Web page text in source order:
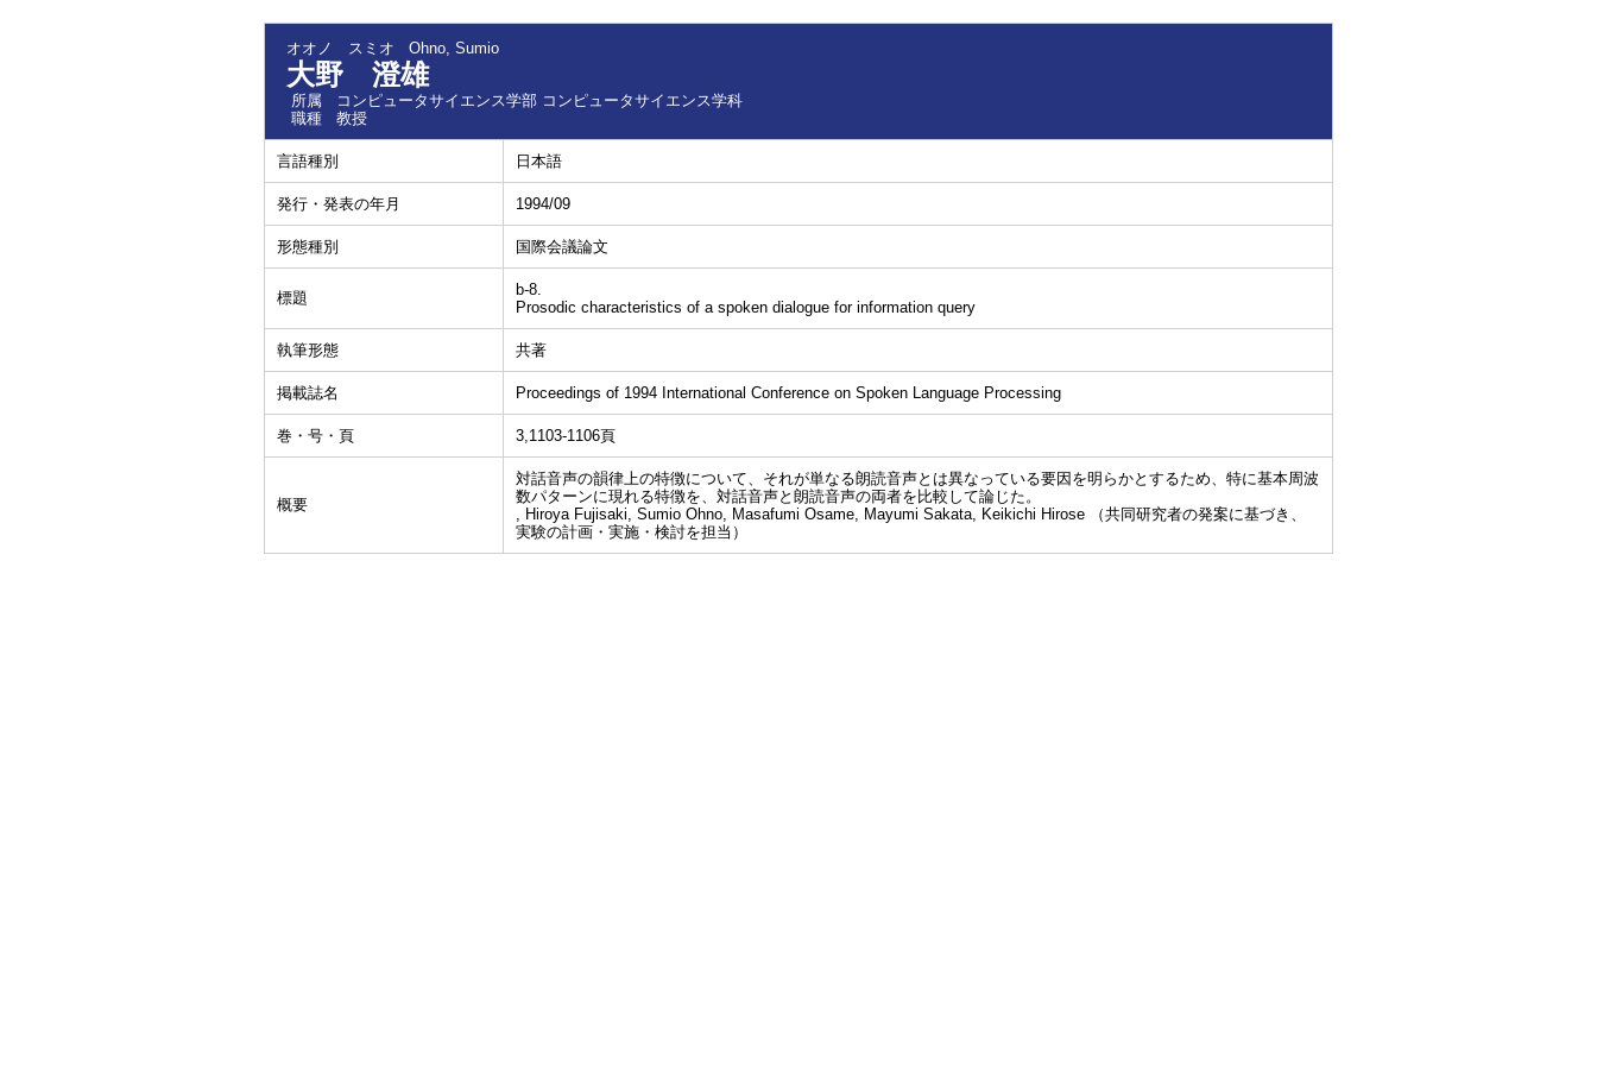
オオノ スミオ Ohno, Sumio
大野 澄雄
所属
コンピュータサイエンス学部 コンピュータサイエンス学科
職種
教授
言語種別 日本語
発行・発表の年月 1994/09
形態種別 国際会議論文
標題
b-8.
Prosodic characteristics of a spoken dialogue for information query
執筆形態 共著
掲載誌名 Proceedings of 1994 International Conference on Spoken Language Processing
巻・号・頁 3,1103-1106頁
概要
対話音声の韻律上の特徴について、それが単なる朗読音声とは異なっている要因を明らかとするため、特に基本周波
数パターンに現れる特徴を、対話音声と朗読音声の両者を比較して論じた。
, Hiroya Fujisaki, Sumio Ohno, Masafumi Osame, Mayumi Sakata, Keikichi Hirose （共同研究者の発案に基づき、
実験の計画・実施・検討を担当）